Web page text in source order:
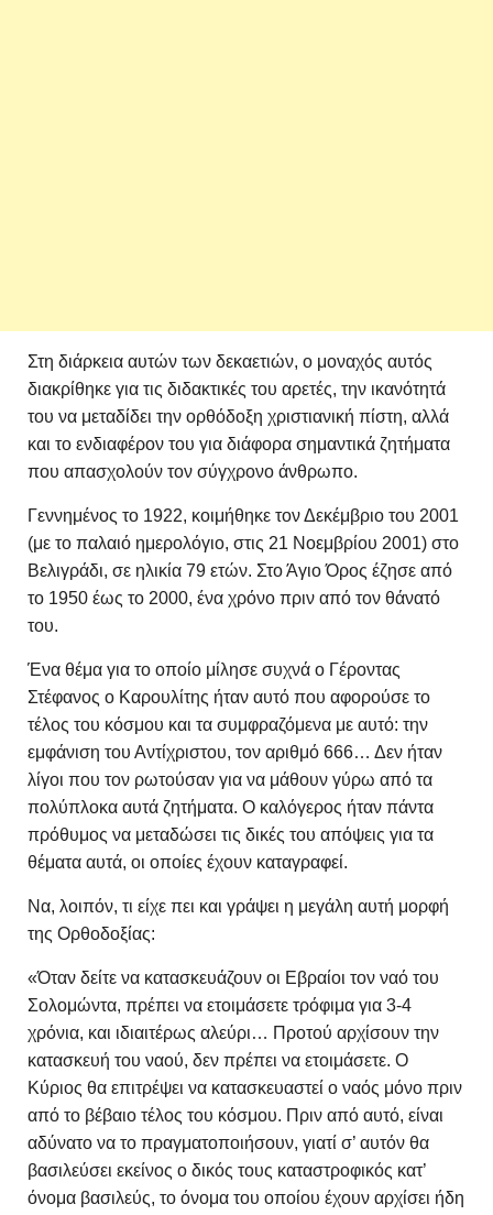
Στη διάρκεια αυτών των δεκαετιών, ο μοναχός αυτός
διακρίθηκε για τις διδακτικές του αρετές, την ικανότητά
του να μεταδίδει την ορθόδοξη χριστιανική πίστη, αλλά
και το ενδιαφέρον του για διάφορα σημαντικά ζητήματα
που απασχολούν τον σύγχρονο άνθρωπο.
Γεννημένος το 1922, κοιμήθηκε τον Δεκέμβριο του 2001
(με το παλαιό ημερολόγιο, στις 21 Νοεμβρίου 2001) στο
Βελιγράδι, σε ηλικία 79 ετών. Στο Άγιο Όρος έζησε από
το 1950 έως το 2000, ένα χρόνο πριν από τον θάνατό
του.
Ένα θέμα για το οποίο μίλησε συχνά ο Γέροντας
Στέφανος ο Καρουλίτης ήταν αυτό που αφορούσε το
τέλος του κόσμου και τα συμφραζόμενα με αυτό: την
εμφάνιση του Αντίχριστου, τον αριθμό 666… Δεν ήταν
λίγοι που τον ρωτούσαν για να μάθουν γύρω από τα
πολύπλοκα αυτά ζητήματα. Ο καλόγερος ήταν πάντα
πρόθυμος να μεταδώσει τις δικές του απόψεις για τα
θέματα αυτά, οι οποίες έχουν καταγραφεί.
Να, λοιπόν, τι είχε πει και γράψει η μεγάλη αυτή μορφή
της Ορθοδοξίας:
«Όταν δείτε να κατασκευάζουν οι Εβραίοι τον ναό του
Σολομώντα, πρέπει να ετοιμάσετε τρόφιμα για 3-4
χρόνια, και ιδιαιτέρως αλεύρι… Προτού αρχίσουν την
κατασκευή του ναού, δεν πρέπει να ετοιμάσετε. Ο
Κύριος θα επιτρέψει να κατασκευαστεί ο ναός μόνο πριν
από το βέβαιο τέλος του κόσμου. Πριν από αυτό, είναι
αδύνατο να το πραγματοποιήσουν, γιατί σ’ αυτόν θα
βασιλεύσει εκείνος ο δικός τους καταστροφικός κατ’
όνομα βασιλεύς, το όνομα του οποίου έχουν αρχίσει ήδη